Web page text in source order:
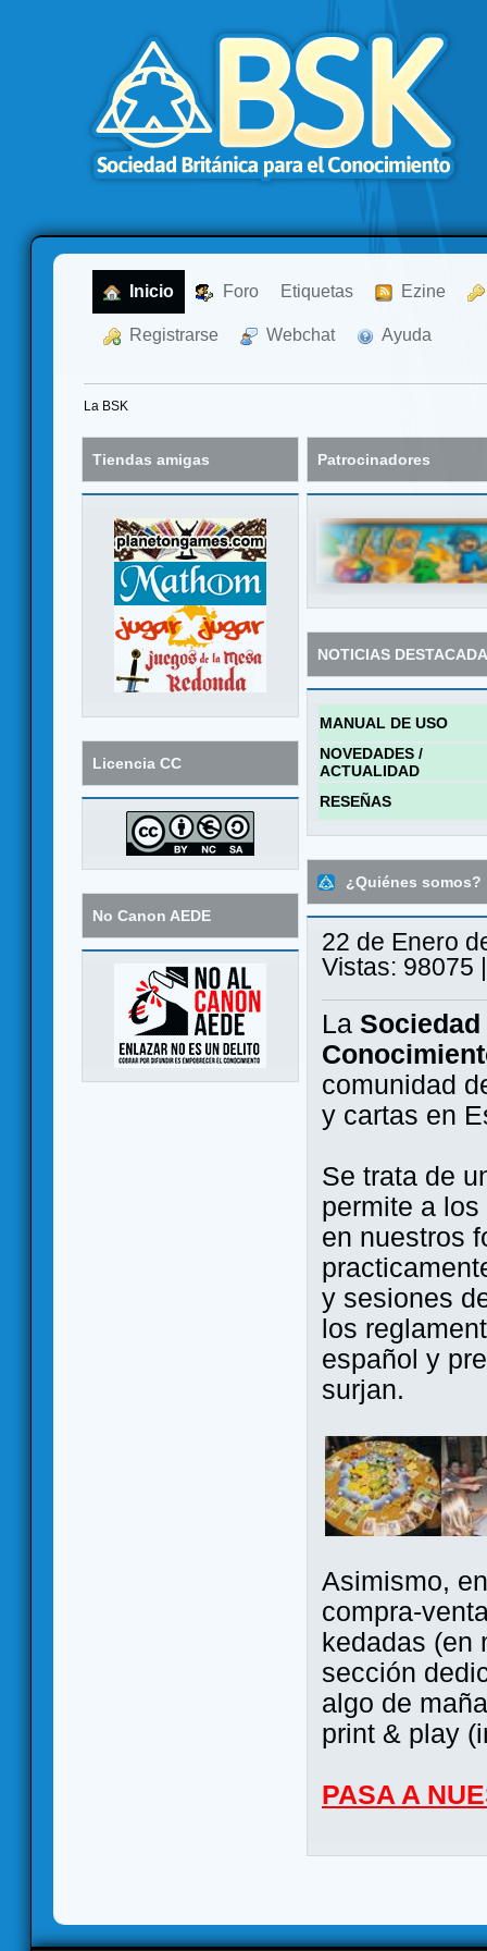
Inicio Foro Etiquetas Ezine
Registrarse Webchat Ayuda
La BSK
Tiendas amigas
Licencia CC
No Canon AEDE
Patrocinadores
NOTICIAS
MANUAL DE USO
NOVEDADES /
ACTUALIDAD
RESEÑAS
¿Quiénes somos?
22 de Enero
Vistas: 98075
La
comunidad
y cartas en
Se trata de
permite a
en nuestros
y sesiones
los
español y
surjan.
Asimismo,
compra-
kedadas (en
sección
algo de
print & play
PASA A